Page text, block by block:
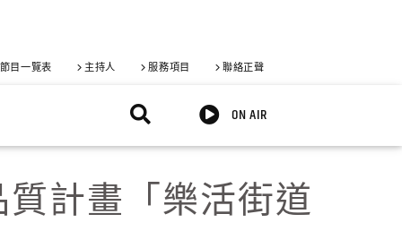
節目一覽表 主持人 服務項目 聯絡正聲
ON AIR
質計畫「樂活街道